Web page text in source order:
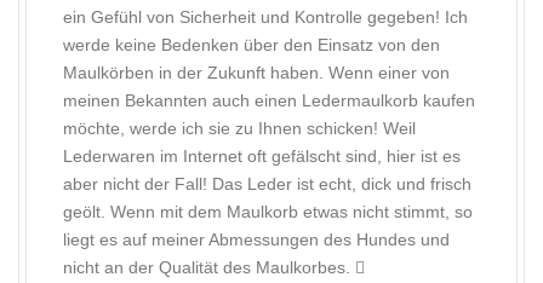
ein Gefühl von Sicherheit und Kontrolle gegeben! Ich
werde keine Bedenken über den Einsatz von den
Maulkörben in der Zukunft haben. Wenn einer von
meinen Bekannten auch einen Ledermaulkorb kaufen
möchte, werde ich sie zu Ihnen schicken! Weil
Lederwaren im Internet oft gefälscht sind, hier ist es
aber nicht der Fall! Das Leder ist echt, dick und frisch
geölt. Wenn mit dem Maulkorb etwas nicht stimmt, so
liegt es auf meiner Abmessungen des Hundes und
nicht an der Qualität des Maulkorbes.